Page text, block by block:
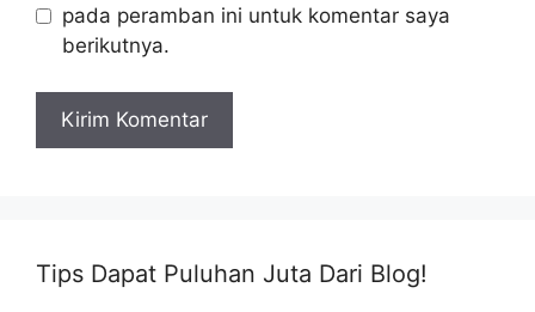
pada peramban ini untuk komentar saya
berikutnya.
Tips Dapat Puluhan Juta Dari Blog!